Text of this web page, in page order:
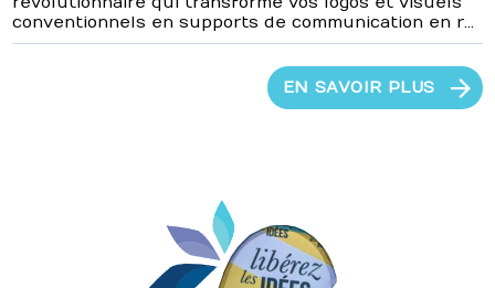
conventionnels en supports de communication en r...
EN SAVOIR PLUS